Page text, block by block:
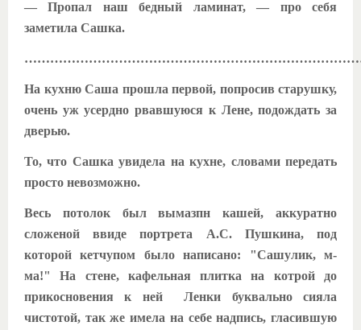
— Пропал наш бедный ламинат, — про себя
заметила Сашка.
На кухню Саша прошла первой, попросив старушку,
очень уж усердно рвавшуюся к Лене, подождать за
дверью.
То, что Сашка увидела на кухне, словами передать
просто невозможно.
Весь потолок был вымазпн кашей, аккуратно
сложеной ввиде портрета А.С. Пушкина, под
которой кетчупом было написано: "Сашулик, м-
ма!" На стене, кафельная плитка на котрой до
прикосновения к ней Ленки буквально сияла
чистотой, так же имела на себе надпись, гласившую